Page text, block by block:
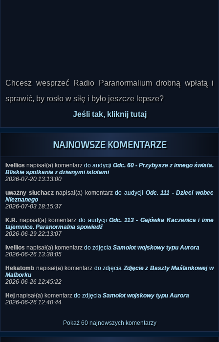
Chcesz wesprzeć Radio Paranormalium drobną wpłatą i
sprawić, by rosło w siłę i było jeszcze lepsze?
Jeśli tak, kliknij tutaj
NAJNOWSZE KOMENTARZE
Ivellios napisał(a) komentarz do audycji Odc. 60 - Przybysze z innego świata.
Bliskie spotkania z dziwnymi istotami
2026-07-20 13:13:00
uważny słuchacznapisał(a) komentarzdo audycji Odc. 111 - Dzieci wobec
Nieznanego
2026-07-03 18:15:37
K.R. napisał(a) komentarz do audycjiOdc. 113 - Gajówka Kaczenica i inne
tajemnice. Paranormalna spowiedź
2026-06-29 22:13:07
Ivellios napisał(a) komentarz do zdjęcia Samolot wojskowy typu Aurora
2026-06-26 13:38:05
Hekatomb napisał(a) komentarz do zdjęciaZdjęcie z Baszty Maślankowej w
Malborku
2026-06-26 12:45:22
Hej napisał(a) komentarz do zdjęcia Samolot wojskowy typu Aurora
2026-06-26 12:40:44
Pokaż 60 najnowszych komentarzy